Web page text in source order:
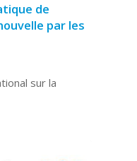
de
par les
sur la